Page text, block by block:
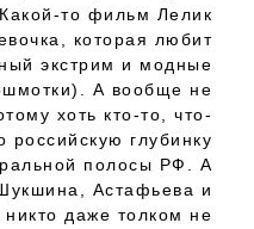
то фильм Лелик
которая любит
экстрим и модные
А вообще не
хоть кто-то, что-
российскую глубинку
полосы РФ. А
Астафьева и
никто даже толком не